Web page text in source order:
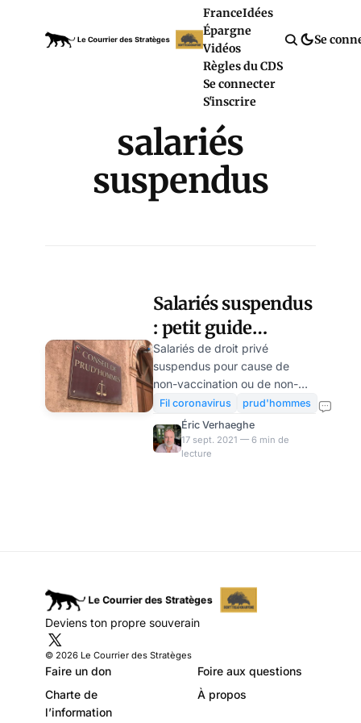
FranceIdées
Épargne
Vidéos
Règles du CDS
Se connecter
S'inscrire
Se
salariés
suspendus
Salariés suspendus
: petit guide
pratique sur que
faire et comment
faire
Salariés de droit privé
suspendus pour cause de
non-vaccination ou de non-
passe sanitaire, que faire ?
Voici un récapitulatif pour
vous y retrouver. Notre
avocate maître Y. vous aide à
activité s’ils n’ont pas
présenté un « certificat de
statut vaccinal » ou un «
certificat de rétablissement ».
Fil coronavirus
prud'hommes
Éric Verhaeghe
17 sept. 2021 — 6 min de
lecture
Deviens ton propre souverain
© 2026 Le Courrier des Stratèges
Faire un don
Foire aux questions
Charte de
l’information
À propos